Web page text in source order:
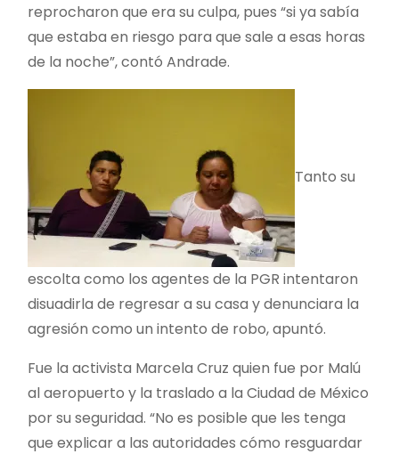
reprocharon que era su culpa, pues “si ya sabía
que estaba en riesgo para que sale a esas horas
de la noche”, contó Andrade.
Tanto su
escolta como los agentes de la PGR intentaron
disuadirla de regresar a su casa y denunciara la
agresión como un intento de robo, apuntó.
Fue la activista Marcela Cruz quien fue por Malú
al aeropuerto y la traslado a la Ciudad de México
por su seguridad. “No es posible que les tenga
que explicar a las autoridades cómo resguardar